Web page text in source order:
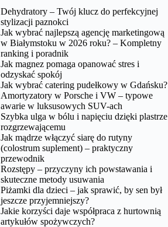
Dehydratory – Twój klucz do perfekcyjnej
stylizacji paznokci
Jak wybrać najlepszą agencję marketingową
w Białymstoku w 2026 roku? – Kompletny
ranking i poradnik
Jak magnez pomaga opanować stres i
odzyskać spokój
Jak wybrać catering pudełkowy w Gdańsku?
Amortyzatory w Porsche i VW – typowe
awarie w luksusowych SUV-ach
Szybka ulga w bólu i napięciu dzięki plastrze
rozgrzewającemu
Jak mądrze włączyć siarę do rutyny
(colostrum suplement) – praktyczny
przewodnik
Rozstępy – przyczyny ich powstawania i
skuteczne metody usuwania
Piżamki dla dzieci – jak sprawić, by sen był
jeszcze przyjemniejszy?
Jakie korzyści daje współpraca z hurtownią
artykułów spożywczych?